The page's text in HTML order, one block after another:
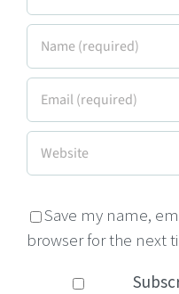
Save my name,
browser for the next